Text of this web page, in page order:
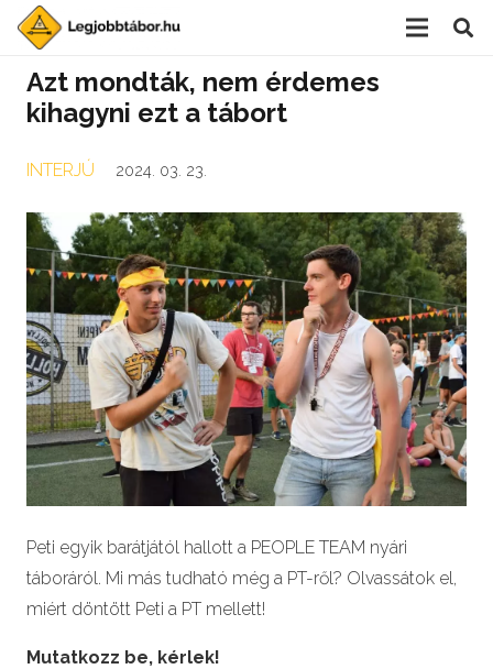
Azt mondták, nem érdemes
kihagyni ezt a tábort
INTERJÚ 2024. 03. 23.
Peti egyik barátjától hallott a PEOPLE TEAM nyári
táboráról. Mi más tudható még a PT-ről? Olvassátok el,
miért döntött Peti a PT mellett!
Mutatkozz be, kérlek!